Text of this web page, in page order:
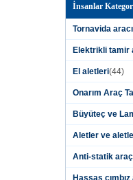
İnsanlar
Tornavida aracı
Elektrikli tamir
El aletleri(44)
Onarım Araç
Büyüteç ve
Aletler ve
Anti-statik araç
Hassas cımbız